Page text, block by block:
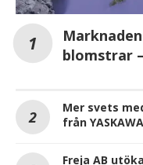
blomstrar
Mer svets
från YASKAWA
Freja AB